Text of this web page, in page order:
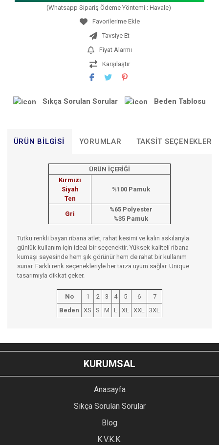
(Whatsapp Sipariş Ödeme Yöntemi : Havale)
Tavsiye Et
Fiyat Alarmı
Karşılaştır
Sıkça Sorulan Sorular Beden Tablosu
ÜRÜN BILGISI YORUMLAR TAKSIT SEÇENEKLERI
ÜRÜN İÇERİĞİ
Kırmızı
Siyah
Ten
%100 Pamuk
Gri
%65 Polyester
%35 Pamuk
Tutku renkli bayan ribana atlet, rahat kesimi ve kalın askılarıyla
günlük kullanım için ideal bir seçenektir. Yüksek kaliteli ribana
kumaşı sayesinde hem şık görünür hem de rahat bir kullanım
sunar. Farklı renk seçenekleriyle her tarza uyum sağlar. Unique
tasarımıyla dikkat çeker.
No 1 2 3 4 5 6
7
Beden
XS S M L XL XXL 3XL
YORUM YAZ
Bu ürünün fiyat bilgisi, resim, ürün açıklamalarında ve diğer
konularda yetersiz gördüğünüz noktaları öneri formunu
kullanarak tarafımıza iletebilirsiniz.
Ürün resmi kalitesiz, bozuk veya görüntülenemiyor.
Ürün açıklamasında eksik bilgiler bulunuyor.
Ürün bilgilerinde hatalar bulunuyor.
Ürün fiyatı diğer sitelerden daha pahalı.
KURUMSAL
Anasayfa
Sıkça Sorulan Sorular
Blog
K.V.K.K.